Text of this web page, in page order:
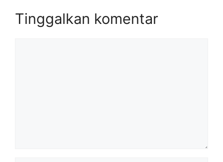
Tinggalkan komentar